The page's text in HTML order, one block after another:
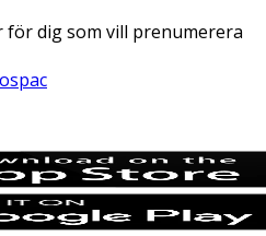
för dig som vill prenumerera